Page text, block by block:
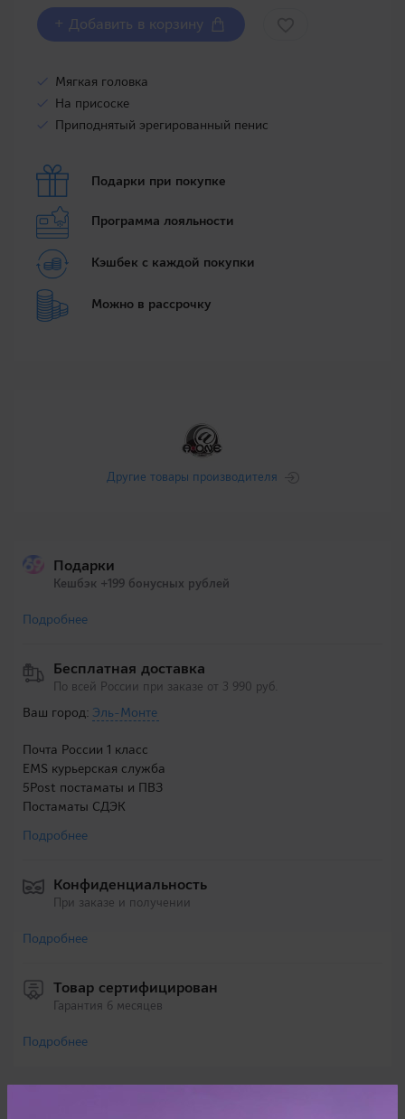
+ Добавить в корзину
Мягкая головка
На присоске
Приподнятый эрегированный пенис
Подарки при покупке
Программа лояльности
Кэшбек с каждой покупки
Можно в рассрочку
Другие товары производителя
Подарки
Кешбэк +199 бонусных рублей
Подробнее
Бесплатная доставка
По всей России при заказе от 3 990 руб.
Ваш город: Эль-Монте
Почта России 1 класс
EMS курьерская служба
5Post постаматы и ПВЗ
Постаматы СДЭК
Подробнее
Конфиденциальность
При заказе и получении
Подробнее
Товар сертифицирован
Гарантия 6 месяцев
Подробнее